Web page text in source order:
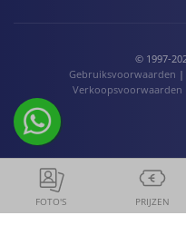
© 1997-
Gebruiksvoorwaarden |
Verkoopsvoorwaarden
FOTO'S PRIJZEN